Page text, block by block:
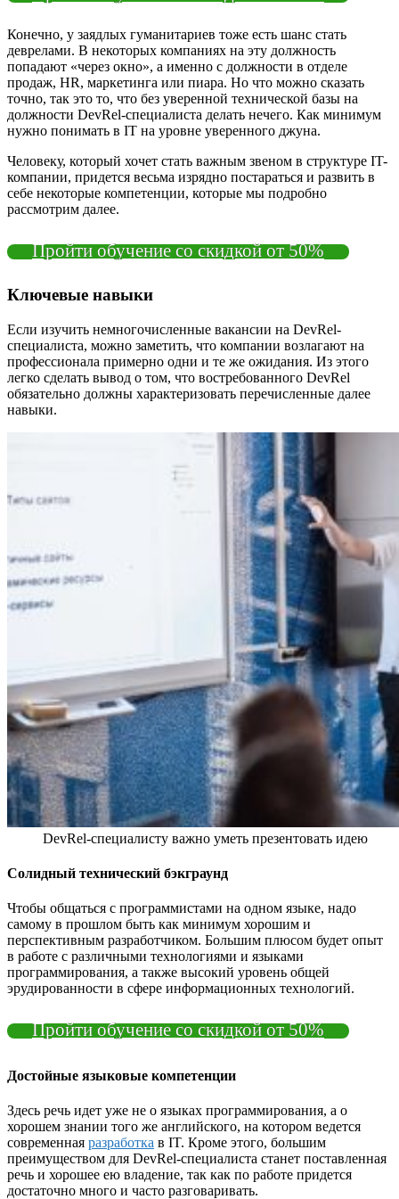
Конечно, у заядлых гуманитариев тоже есть шанс стать
деврелами. В некоторых компаниях на эту должность
попадают «через окно», а именно с должности в отделе
продаж, HR, маркетинга или пиара. Но что можно сказать
точно, так это то, что без уверенной технической базы на
должности DevRel-специалиста делать нечего. Как минимум
нужно понимать в IT на уровне уверенного джуна.
Человеку, который хочет стать важным звеном в структуре IT-
компании, придется весьма изрядно постараться и развить в
себе некоторые компетенции, которые мы подробно
рассмотрим далее.
Пройти обучение со скидкой от 50%
Ключевые навыки
Если изучить немногочисленные вакансии на DevRel-
специалиста, можно заметить, что компании возлагают на
профессионала примерно одни и те же ожидания. Из этого
легко сделать вывод о том, что востребованного DevRel
обязательно должны характеризовать перечисленные далее
навыки.
DevRel-специалисту важно уметь презентовать идею
Солидный технический бэкграунд
Чтобы общаться с программистами на одном языке, надо
самому в прошлом быть как минимум хорошим и
перспективным разработчиком. Большим плюсом будет опыт
в работе с различными технологиями и языками
программирования, а также высокий уровень общей
эрудированности в сфере информационных технологий.
Пройти обучение со скидкой от 50%
Достойные языковые компетенции
Здесь речь идет уже не о языках программирования, а о
хорошем знании того же английского, на котором ведется
современная разработка в IT. Кроме этого, большим
преимуществом для DevRel-специалиста станет поставленная
речь и хорошее ею владение, так как по работе придется
достаточно много и часто разговаривать.